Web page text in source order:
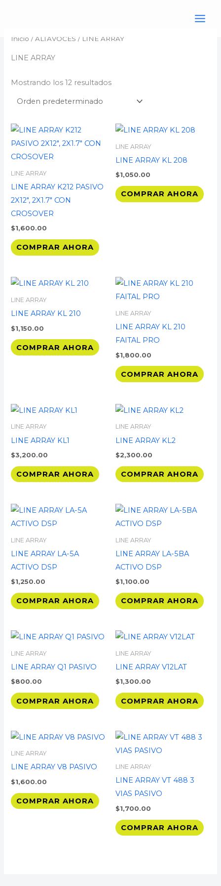
Inicio /ALTAVOCES / LINE ARRAY
LINE ARRAY
Mostrando los 12 resultados
LINE ARRAY
LINE ARRAY K212 PASIVO
2X12″, 2X1.7″ CON
CROSOVER
$1,600.00
COMPRAR AHORA
LINE ARRAY
LINE ARRAY KL 208
$1,050.00
COMPRAR AHORA
LINE ARRAY
LINE ARRAY KL 210
$1,150.00
COMPRAR AHORA
LINE ARRAY
LINE ARRAY KL 210
FAITAL PRO
$1,800.00
COMPRAR AHORA
LINE ARRAY
LINE ARRAY KL1
$3,200.00
COMPRAR AHORA
LINE ARRAY
LINE ARRAY KL2
$2,300.00
COMPRAR AHORA
LINE ARRAY
LINE ARRAY LA-5A
ACTIVO DSP
$1,250.00
COMPRAR AHORA
LINE ARRAY
LINE ARRAY LA-5BA
ACTIVO DSP
$1,100.00
COMPRAR AHORA
LINE ARRAY
LINE ARRAY Q1 PASIVO
$800.00
COMPRAR AHORA
LINE ARRAY
LINE ARRAY V12LAT
$1,300.00
COMPRAR AHORA
LINE ARRAY
LINE ARRAY V8 PASIVO
$1,600.00
COMPRAR AHORA
LINE ARRAY
LINE ARRAY VT 488 3
VIAS PASIVO
$1,700.00
COMPRAR AHORA